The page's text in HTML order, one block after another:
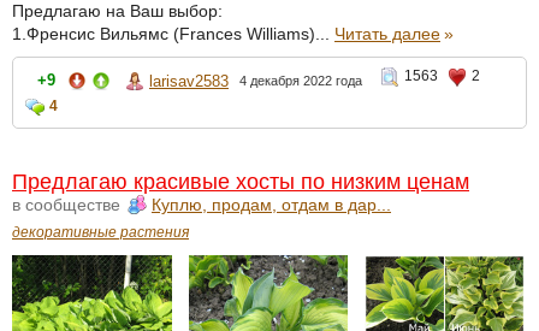
Предлагаю на Ваш выбор:
1.Френсис Вильямс (Frances Williams)... Читать далее»
+9 larisav2583 4 декабря 2022 года 1563
2
4
Предлагаю красивые хосты по низким ценам
в сообществе Куплю, продам, отдам в дар...
декоративные растения